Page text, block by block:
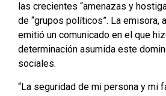
las crecientes “amenazas y
de “grupos políticos”. La emisora,
emitió un comunicado en el que
determinación asumida este
sociales.
“La seguridad de mi persona y mi